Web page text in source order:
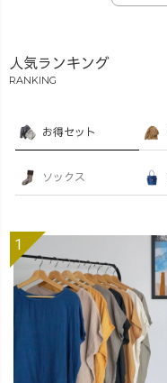
人気ランキング
RANKING
お得セット
ソックス